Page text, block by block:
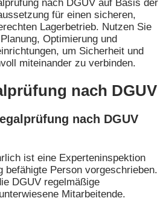
nach DGUV auf Basis der
für einen sicheren,
Lagerbetrieb. Nutzen Sie
Optimierung und
um Sicherheit und
miteinander zu verbinden.
nach DGUV
nach DGUV
ist eine Experteninspektion
befähigte Person vorgeschrieben.
DGUV regelmäßige
Mitarbeitende.